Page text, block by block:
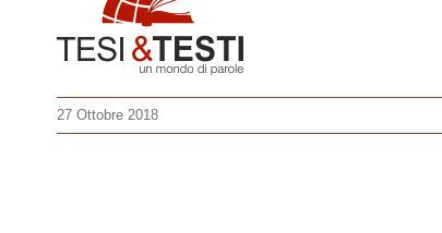
27 Ottobre 2018